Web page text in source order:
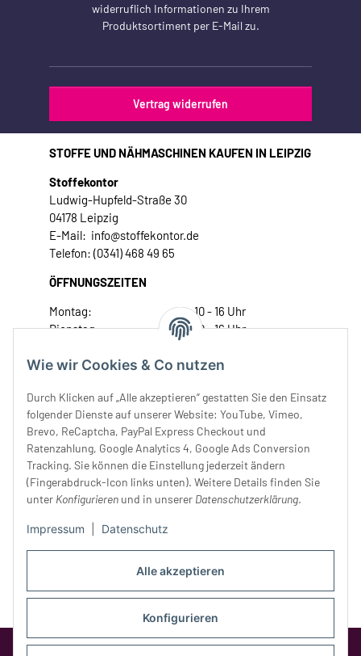
Alle akzeptieren
Konfigurieren
Wie wir Cookies & Co nutzen
Durch Klicken auf „Alle akzeptieren“ gestatten Sie den Einsatz
folgender Dienste auf unserer Website: YouTube, Vimeo,
Brevo, ReCaptcha, PayPal Express Checkout und
Ratenzahlung, Google Analytics 4, Google Ads Conversion
Tracking. Sie können die Einstellung jederzeit ändern
(Fingerabdruck-Icon links unten). Weitere Details finden Sie
unter Konfigurieren und in unserer Datenschutzerklärung.
Impressum Datenschutz
widerruflich Informationen zu Ihrem
Produktsortiment per E-Mail zu.
Vertrag widerrufen
STOFFE UND NÄHMASCHINEN KAUFEN IN LEIPZIG
Stoffekontor
Ludwig-Hupfeld-Straße 30
04178 Leipzig
E-Mail: info@stoffekontor.de
Telefon: (0341) 468 49 65
ÖFFNUNGSZEITEN
Montag:
10 - 16 Uhr
Dienstag:
10 - 16 Uhr
Donnerstag:
10 - 18 Uhr
Samstag:
10 - 14 Uhr
Unser Service
Rechtliches
Google Analytics deaktivierenStatus: